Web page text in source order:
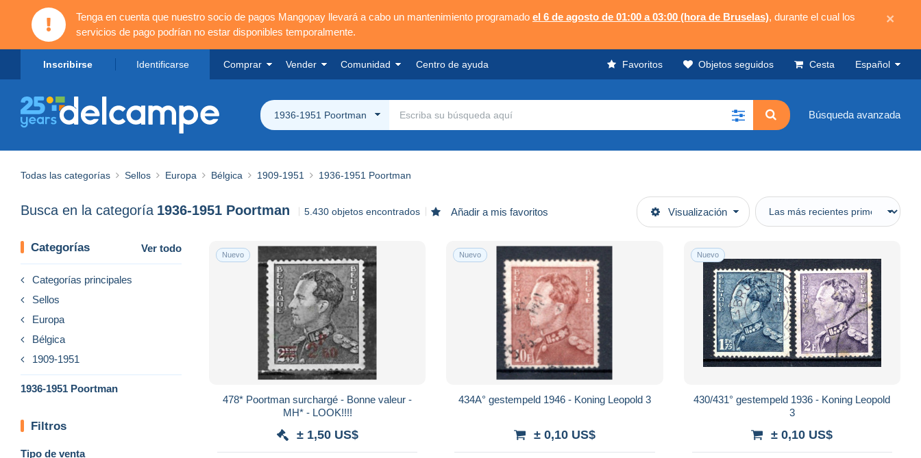
Tenga en cuenta que nuestro socio de pagos Mangopay llevará a cabo un mantenimiento programado el 6 de agosto de 01:00 a 03:00 (hora de Bruselas), durante el cual los
servicios de pago podrían no estar disponibles temporalmente.
×
Inscribirse Identificarse Comprar Vender Comunidad Centro de ayuda Favoritos Objetos seguidos Cesta Español
1936-1951 Poortman Búsqueda avanzada
Todas las categorías Sellos Europa Bélgica 1909-1951 1936-1951 Poortman
Busca en la categoría 1936-1951 Poortman 5.430 objetos encontrados Añadir a mis favoritos Visualización
Categorías Ver todo
Categorías principales
Sellos
Europa
Bélgica
1909-1951
1936-1951 Poortman
Filtros
Tipo de venta
Nuevo
478* Poortman surchargé - Bonne valeur -
MH* - LOOK!!!!
± 1,50 US$
Nuevo
434A° gestempeld 1946 - Koning Leopold 3
± 0,10 US$
Nuevo
430/431° gestempeld 1936 - Koning Leopold
3
± 0,10 US$